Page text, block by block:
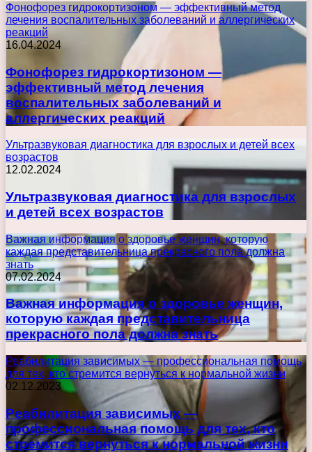
Фонофорез гидрокортизоном — эффективный метод
лечения воспалительных заболеваний и аллергических
реакций
16.04.2024
Фонофорез гидрокортизоном —
эффективный метод лечения
воспалительных заболеваний и
аллергических реакций
Ультразвуковая диагностика для взрослых и детей всех
возрастов
12.02.2024
Ультразвуковая диагностика для взрослых
и детей всех возрастов
Важная информация о здоровье женщин, которую
каждая представительница прекрасного пола должна
знать
07.02.2024
Важная информация о здоровье женщин,
которую каждая представительница
прекрасного пола должна знать
Реабилитация зависимых — профессиональная помощь
для тех, кто стремится вернуться к нормальной жизни
02.12.2023
Реабилитация зависимых —
профессиональная помощь для тех, кто
стремится вернуться к нормальной жизни